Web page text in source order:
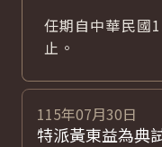
任期自中華民國
止。
115年07月30日
特派黃東益為典